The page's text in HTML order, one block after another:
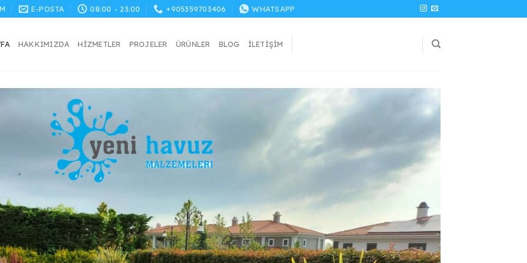
E-POSTA 08:00 - 23:00 +905359703406 WHATSAPP
HAKKIMIZDA HIZMETLER PROJELER ÜRÜNLER BLOG İLETIŞIM